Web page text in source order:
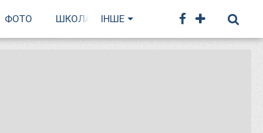
ФОТО ШКОЛА БІГУ
ІНШЕ